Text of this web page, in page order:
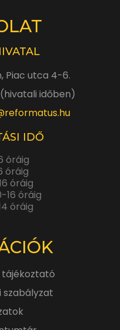
Piac utca 4-6.
időben)
IDŐ
óráig
óráig
óráig
16 óráig
óráig
tájékoztató